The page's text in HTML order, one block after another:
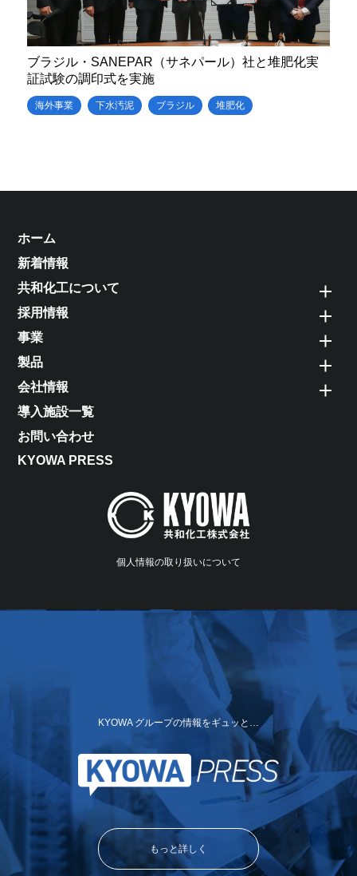
ブラジル・SANEPAR（サネパール）社と堆肥化実
証試験の調印式を実施
海外事業 下水汚泥 ブラジル 堆肥化
ホーム
新着情報
共和化工について
採用情報
事業
製品
会社情報
導入施設一覧
お問い合わせ
KYOWA PRESS
個人情報の取り扱いについて
KYOWA グループの情報をギュッと…
もっと詳しく